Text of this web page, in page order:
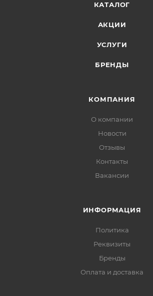
КАТАЛОГ
АКЦИИ
УСЛУГИ
БРЕНДЫ
КОМПАНИЯ
О компании
Новости
Отзывы
Контакты
Вакансии
ИНФОРМАЦИЯ
Политика
Реквизиты
Бренды
Оплата и доставка